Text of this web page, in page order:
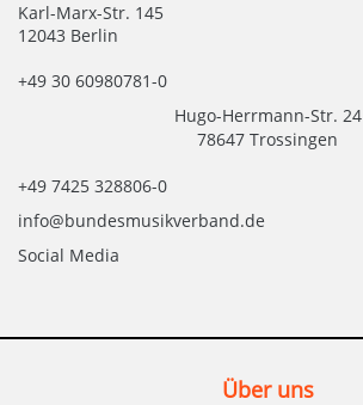
Karl-Marx-Str. 145
12043 Berlin
+49 30 60980781-0
Hugo-Herrmann-Str. 24
78647 Trossingen
+49 7425 328806-0
info@bundesmusikverband.de
Social Media
Über uns